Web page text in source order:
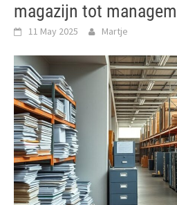
magazijn tot
11 May 2025 Martje